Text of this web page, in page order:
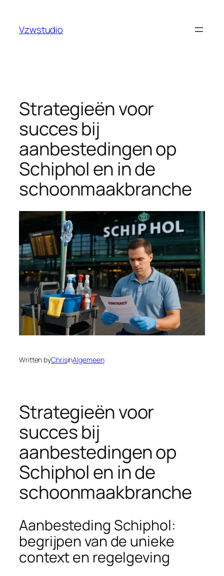
content
Vzwstudio
Strategieën voor
succes bij
aanbestedingen op
Schiphol en in de
schoonmaakbranche
Written byChrisinAlgemeen
Strategieën voor
succes bij
aanbestedingen op
Schiphol en in de
schoonmaakbranche
Aanbesteding Schiphol:
begrijpen van de unieke
context en regelgeving